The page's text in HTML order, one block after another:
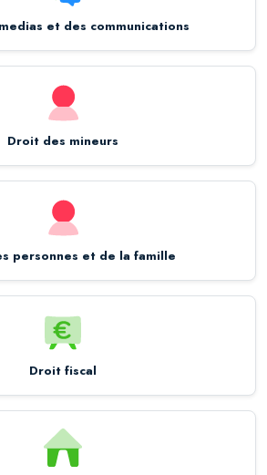
et des communications
Droit des mineurs
personnes et de la famille
Droit fiscal